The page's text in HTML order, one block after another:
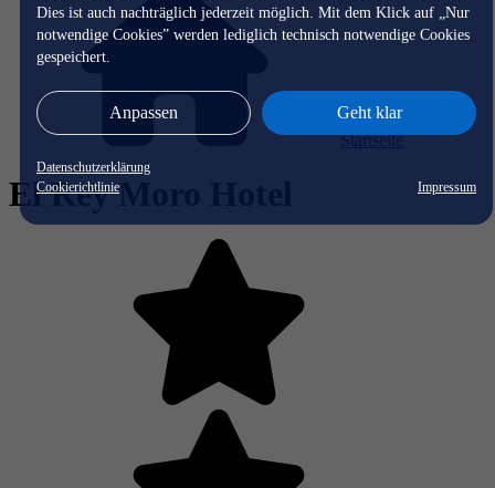
Dies ist auch nachträglich jederzeit möglich. Mit dem Klick auf „Nur
notwendige Cookies” werden lediglich technisch notwendige Cookies
gespeichert.
Anpassen Geht klar
Datenschutzerklärung
Cookierichtlinie
Impressum
Startseite
El Rey Moro Hotel